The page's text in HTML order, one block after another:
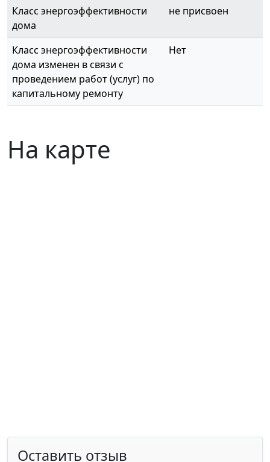
Класс энергоэффективности
дома
не присвоен
Класс энергоэффективности
дома изменен в связи с
проведением работ (услуг) по
капитальному ремонту
Нет
На карте
Оставить отзыв